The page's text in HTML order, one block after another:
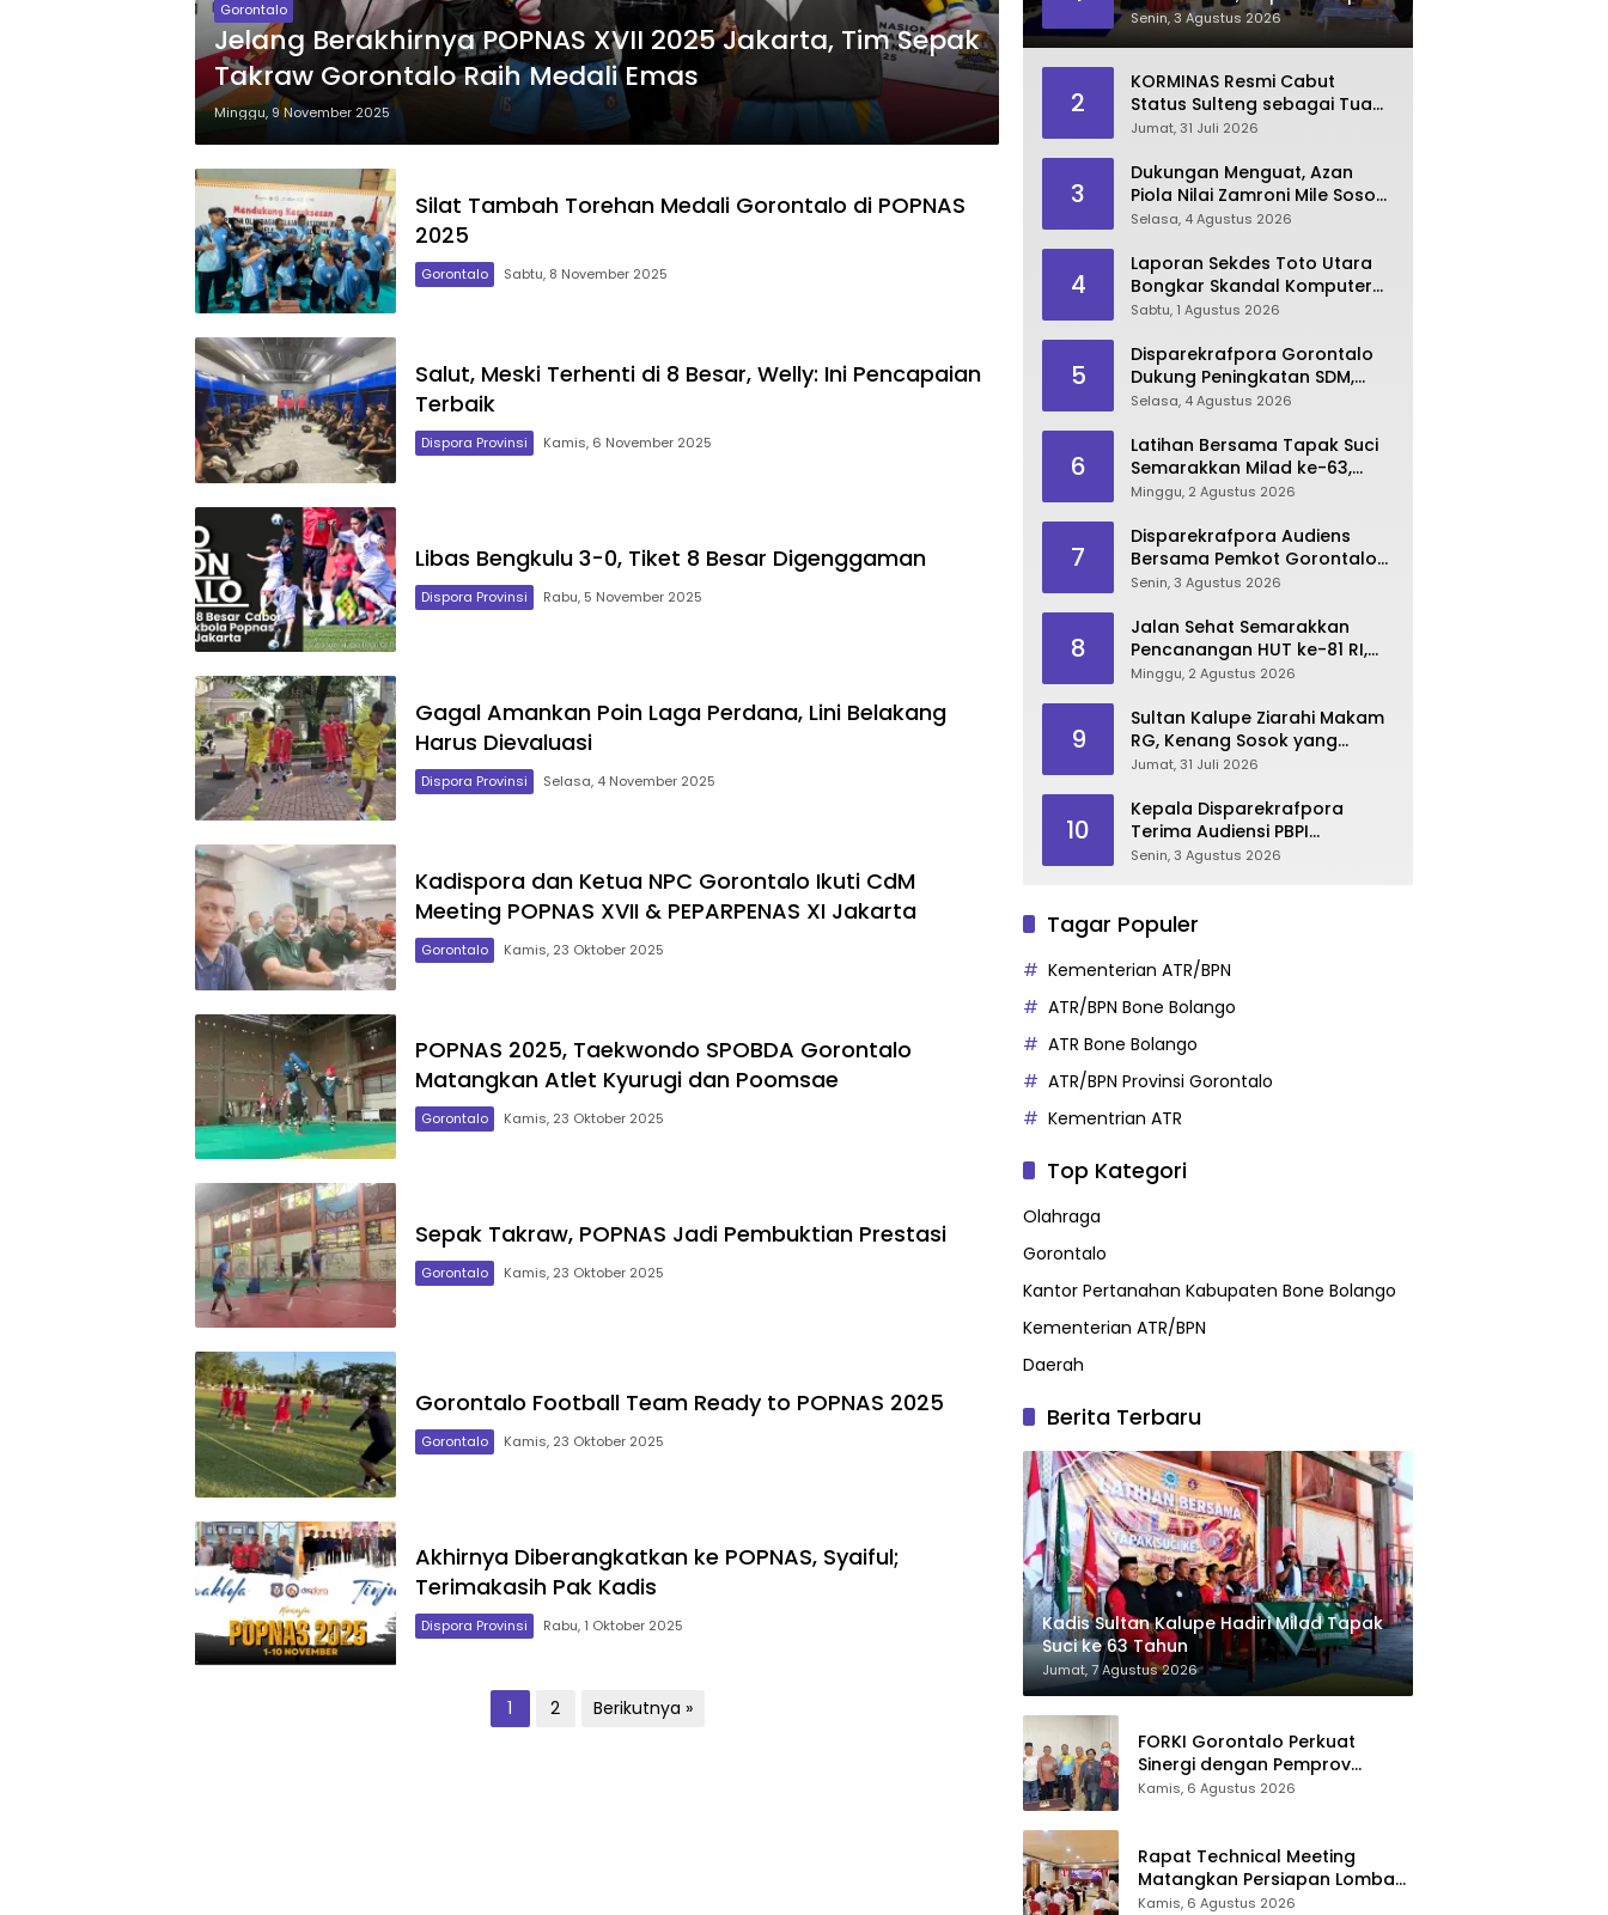
Gorontalo
Jelang Berakhirnya POPNAS XVII 2025 Jakarta, Tim Sepak
Takraw Gorontalo Raih Medali Emas
Minggu, 9 November 2025
Silat Tambah Torehan Medali Gorontalo di POPNAS
2025
Gorontalo Sabtu, 8 November 2025
Salut, Meski Terhenti di 8 Besar, Welly: Ini Pencapaian
Terbaik
Dispora Provinsi Kamis, 6 November 2025
Libas Bengkulu 3-0, Tiket 8 Besar Digenggaman
Dispora Provinsi Rabu, 5 November 2025
Gagal Amankan Poin Laga Perdana, Lini Belakang
Harus Dievaluasi
Dispora Provinsi Selasa, 4 November 2025
Kadispora dan Ketua NPC Gorontalo Ikuti CdM
Meeting POPNAS XVII & PEPARPENAS XI Jakarta
Gorontalo Kamis, 23 Oktober 2025
POPNAS 2025, Taekwondo SPOBDA Gorontalo
Matangkan Atlet Kyurugi dan Poomsae
Gorontalo Kamis, 23 Oktober 2025
Sepak Takraw, POPNAS Jadi Pembuktian Prestasi
Gorontalo Kamis, 23 Oktober 2025
Gorontalo Football Team Ready to POPNAS 2025
Gorontalo Kamis, 23 Oktober 2025
Akhirnya Diberangkatkan ke POPNAS, Syaiful;
Terimakasih Pak Kadis
Dispora Provinsi Rabu, 1 Oktober 2025
1 2 Berikutnya »
Dorong Lahirnya SDM
Pariwisata Unggul
Senin, 3 Agustus 2026
2
KORMINAS Resmi Cabut
Status Sulteng sebagai Tuan
Rumah FORNAS IX 2027
Jumat, 31 Juli 2026
3
Dukungan Menguat, Azan
Piola Nilai Zamroni Mile Sosok
Tepat Teruskan
Selasa, 4 Agustus 2026
4
Laporan Sekdes Toto Utara
Bongkar Skandal Komputer
‘Siluman’ 2025
Sabtu, 1 Agustus 2026
5
Disparekrafpora Gorontalo
Dukung Peningkatan SDM,
Berikan Rekomendasi Studi S3
Selasa, 4 Agustus 2026
6
Latihan Bersama Tapak Suci
Semarakkan Milad ke-63,
Sultan Kalupe Ajak Atlet
Minggu, 2 Agustus 2026
7
Disparekrafpora Audiens
Bersama Pemkot Gorontalo
Bahas Dukungan GKK 2026
Senin, 3 Agustus 2026
8
Jalan Sehat Semarakkan
Pencanangan HUT ke-81 RI,
Danau Perintis Jadi Etalase
Minggu, 2 Agustus 2026
9
Sultan Kalupe Ziarahi Makam
RG, Kenang Sosok yang
Mendedikasikan Hidup untuk
Jumat, 31 Juli 2026
10
Kepala Disparekrafpora
Terima Audiensi PBPI
Gorontalo.
Senin, 3 Agustus 2026
Tagar Populer
Kementerian ATR/BPN
ATR/BPN Bone Bolango
ATR Bone Bolango
ATR/BPN Provinsi Gorontalo
Kementrian ATR
Top Kategori
Olahraga
Gorontalo
Kantor Pertanahan Kabupaten Bone Bolango
Kementerian ATR/BPN
Daerah
Berita Terbaru
Kadis Sultan Kalupe Hadiri Milad Tapak
Suci ke 63 Tahun
Jumat, 7 Agustus 2026
FORKI Gorontalo Perkuat
Sinergi dengan Pemprov
Jelang Kejurda Liga 1 Piala
Kamis, 6 Agustus 2026
Rapat Technical Meeting
Matangkan Persiapan Lomba
Olahraga Masyarakat Tingkat
Kamis, 6 Agustus 2026